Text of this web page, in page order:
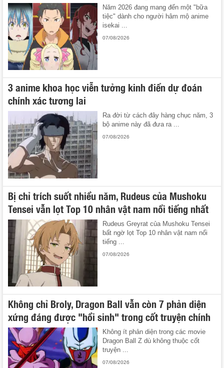
Năm 2026 đang mang đến một "bữa
tiệc" dành cho người hâm mộ anime
isekai ...
07/08/2026
3 anime khoa học viễn tưởng kinh điển dự đoán
chính xác tương lai
Ra đời từ cách đây hàng chục năm, 3
bộ anime này đã đưa ra ...
07/08/2026
Bị chỉ trích suốt nhiều năm, Rudeus của Mushoku
Tensei vẫn lọt Top 10 nhân vật nam nổi tiếng nhất
Rudeus Greyrat của Mushoku Tensei
bất ngờ lọt Top 10 nhân vật nam nổi
tiếng ...
07/08/2026
Không chỉ Broly, Dragon Ball vẫn còn 7 phản diện
xứng đáng được "hồi sinh" trong cốt truyện chính
Không ít phản diện trong các movie
Dragon Ball Z dù không thuộc cốt
truyện ...
07/08/2026